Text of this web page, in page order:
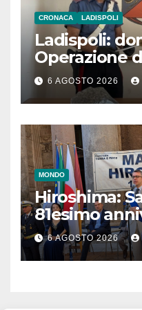
CRONACA LADISPOLI
Ladispoli:
Operazione
6 AGOSTO 2026
MONDO
Hiroshima:
81esimo
monito per
6 AGOSTO 2026